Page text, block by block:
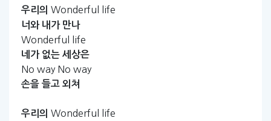
우리의 Wonderful life
너와 내가 만나
Wonderful life
네가 없는 세상은
No way No way
손을 들고 외쳐
우리의 Wonderful life